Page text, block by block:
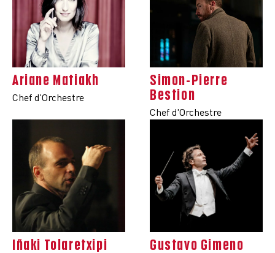
Ariane Matiakh
Chef d'Orchestre
Simon-Pierre
Bestion
Chef d'Orchestre
Iñaki Tolaretxipi Gustavo Gimeno